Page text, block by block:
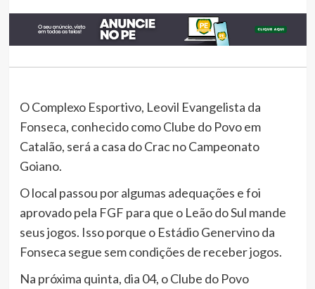
O Complexo Esportivo, Leovil Evangelista da
Fonseca, conhecido como Clube do Povo em
Catalão, será a casa do Crac no Campeonato
Goiano.
O local passou por algumas adequações e foi
aprovado pela FGF para que o Leão do Sul mande
seus jogos. Isso porque o Estádio Genervino da
Fonseca segue sem condições de receber jogos.
Na próxima quinta, dia 04, o Clube do Povo